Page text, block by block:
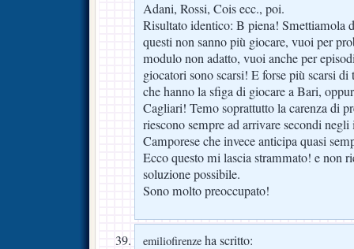
Adani, Rossi, Cois ecc., poi.
Risultato identico: B piena! Smettiamola
questi non sanno più giocare, vuoi per
modulo non adatto, vuoi anche per
giocatori sono scarsi! E forse più scarsi
che hanno la sfiga di giocare a Bari,
Cagliari! Temo soprattutto la carenza di
riescono sempre ad arrivare secondi
Camporese che invece anticipa quasi
Ecco questo mi lascia strammato! e non
soluzione possibile.
Sono molto preoccupato!
emiliofirenze ha scritto: